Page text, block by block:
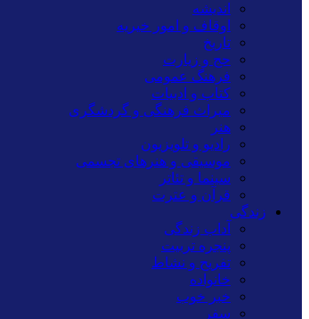
اندیشه
اوقاف و امور خیریه
تاریخ
حج و زیارت
فرهنگ عمومی
کتاب و ادبیات
میراث فرهنگی و گردشگری
هنر
رادیو و تلویزیون
موسیقی و هنرهای تجسمی
سینما و تئاتر
قرآن و عترت
زندگی
آداب زندگی
پنجره تربیت
تفریح و نشاط
خانواده
خبر خوب
سفر